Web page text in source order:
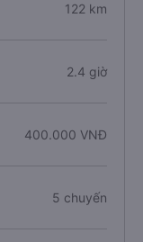
122 km
2.4 giờ
400.000 VNĐ
5 chuyến